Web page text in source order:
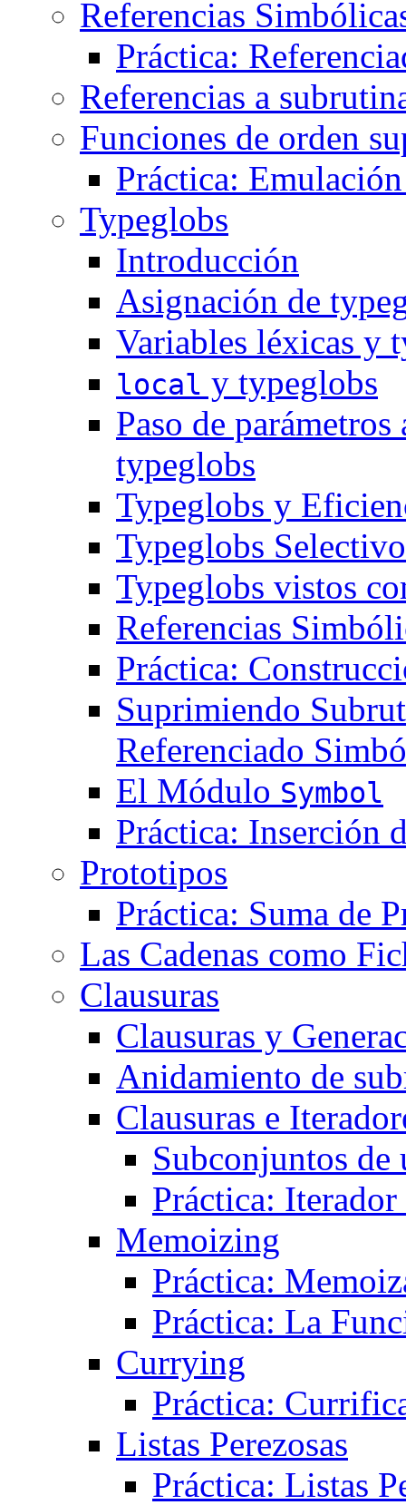
Referencias
Práctica:
Referencias a
Funciones de orden
Práctica:
Typeglobs
Introducción
Asignación de
Variables léxicas y
local y typeglobs
Paso de
typeglobs
Typeglobs y
Typeglobs
Typeglobs vistos
Referencias
Práctica:
Suprimiendo
Referenciado
El Módulo Symbol
Práctica: Inserción
Prototipos
Práctica: Suma de
Las Cadenas como
Clausuras
Clausuras y
Anidamiento de
Clausuras e
Subconjuntos
Práctica:
Memoizing
Práctica:
Práctica: La
Currying
Práctica:
Listas Perezosas
Práctica: Listas